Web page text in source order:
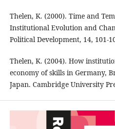
Thelen, K. (2000). Time and
Institutional Evolution and
Political Development, 14, 101-
Thelen, K. (2004). How
economy of skills in Germany,
Japan. Cambridge University